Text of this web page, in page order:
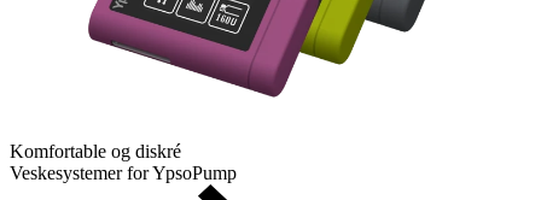
Komfortable og diskré
Veskesystemer for YpsoPump